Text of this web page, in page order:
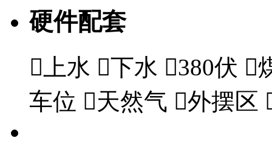
硬件配套
 上水 下水 380伏 
车位 天然气 外摆区